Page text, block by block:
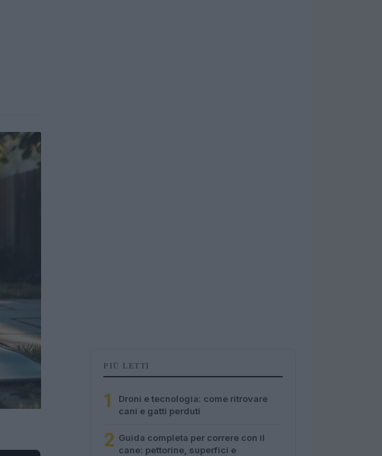
PIÙ LETTI
1
Droni e tecnologia: come ritrovare
cani e gatti perduti
2 Guida completa per correre con il
cane: pettorine, superfici e